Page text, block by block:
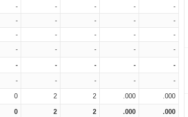
- - - -
-
- - - -
-
- - - -
-
- - - - -
- - - - -
- - - - -
0 2 2 .000 .000
0 2 2 .000 .000